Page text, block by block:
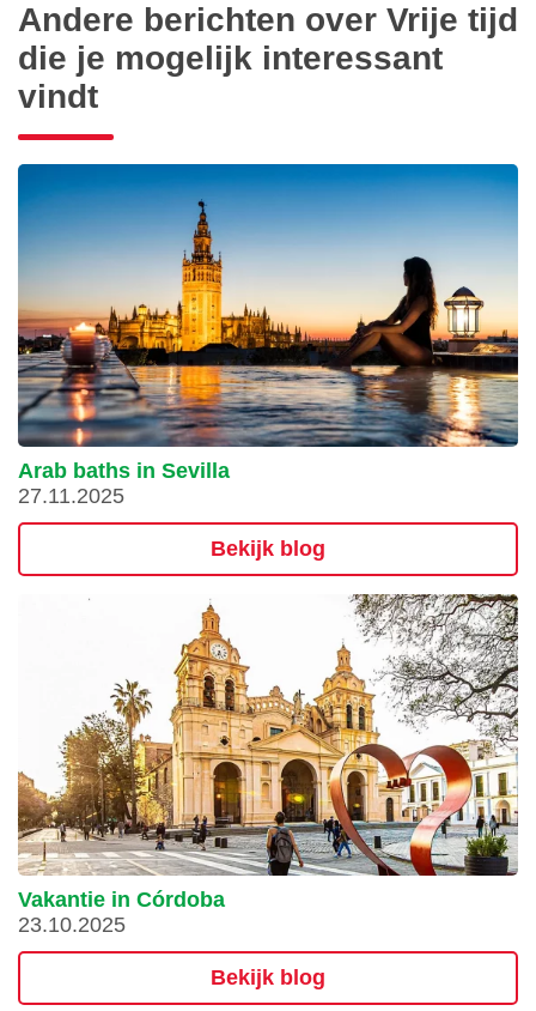
Andere berichten over Vrije tijd
die je mogelijk interessant
vindt
Arab baths in Sevilla
27.11.2025
Bekijk blog
Vakantie in Córdoba
23.10.2025
Bekijk blog